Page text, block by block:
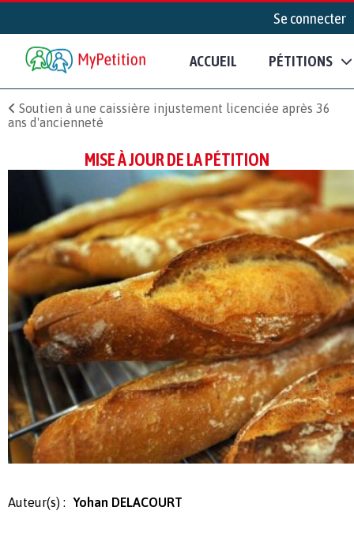
Se connecter
ACCUEIL PÉTITIONS
Soutien à une caissière injustement licenciée après 36
ans d'ancienneté
MISE À JOUR DE LA PÉTITION
Auteur(s) : Yohan DELACOURT